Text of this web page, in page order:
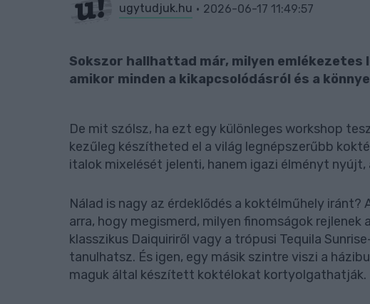
ugytudjuk.hu 2026-06-17 11:49:57
Sokszor hallhattad már, milyen
amikor minden a kikapcsolódásról és a
De mit szólsz, ha ezt egy különleges workshop
kezűleg készítheted el a világ legnépszerűbb
italok mixelését jelenti, hanem igazi élményt
Nálad is nagy az érdeklődés a koktélműhely iránt?
arra, hogy megismerd, milyen finomságok rejlenek
klasszikus Daiquiriről vagy a trópusi Tequila
tanulhatsz. És igen, egy másik szintre viszi a
maguk által készített koktélokat kortyolgathatják.